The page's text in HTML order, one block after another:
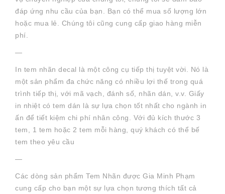
đáp ứng nhu cầu của bạn. Bạn có thể mua số lượng lớn
hoặc mua lẻ. Chúng tôi cũng cung cấp giao hàng miễn
phí.
—
In tem nhãn decal là một công cụ tiếp thị tuyệt vời. Nó là
một sản phẩm đa chức năng có nhiều lợi thế trong quá
trình tiếp thị, với mã vạch, đánh số, nhãn dán, v.v. Giấy
in nhiệt có tem dán là sự lựa chọn tốt nhất cho ngành in
ấn để tiết kiệm chi phí nhân công. Với đủ kích thước 3
tem, 1 tem hoặc 2 tem mỗi hàng, quý khách có thể bế
tem theo yêu cầu
—
Các dòng sản phẩm Tem Nhãn được Gia Minh Phạm
cung cấp cho bạn một sự lựa chọn tương thích tất cả